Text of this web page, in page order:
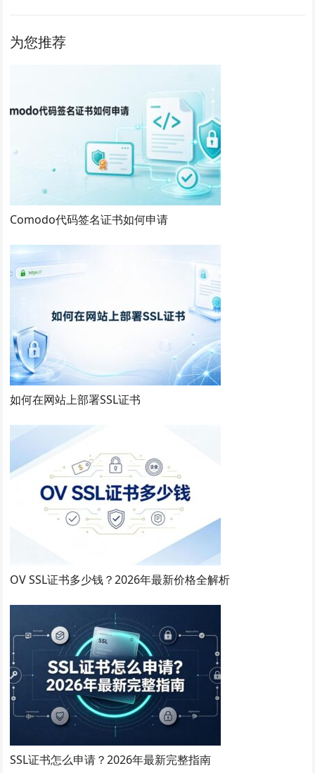
为您推荐
Comodo代码签名证书如何申请
如何在网站上部署SSL证书
OV SSL证书多少钱？2026年最新价格全解析
SSL证书怎么申请？2026年最新完整指南